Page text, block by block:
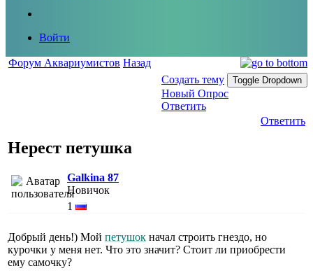
Войти
Форум Аквариумистов Назад
Создать тему
Toggle Dropdown
Новый Опрос
Ответить
Ответить
Нерест петушка
Galkina 87
Новичок
1
Добрый день!) Мой петушок начал строить гнездо, но
курочки у меня нет. Что это значит? Стоит ли приобрести
ему самочку?